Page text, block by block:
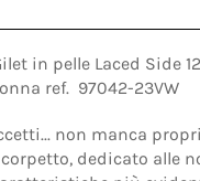
in pelle Laced Side
ref. 97042-23VW
non manca
dedicato alle